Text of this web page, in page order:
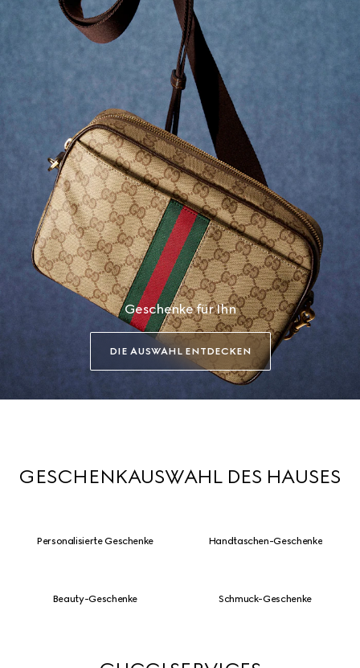
Geschenke für Ihn
DIE AUSWAHL ENTDECKEN
GESCHENKAUSWAHL DES HAUSES
Personalisierte Geschenke Handtaschen-Geschenke
Beauty-Geschenke Schmuck-Geschenke